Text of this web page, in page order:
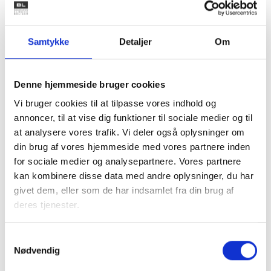
Samtykke Detaljer Om
Denne hjemmeside bruger cookies
Vi bruger cookies til at tilpasse vores indhold og
annoncer, til at vise dig funktioner til sociale medier og til
at analysere vores trafik. Vi deler også oplysninger om
din brug af vores hjemmeside med vores partnere inden
for sociale medier og analysepartnere. Vores partnere
kan kombinere disse data med andre oplysninger, du har
givet dem, eller som de har indsamlet fra din brug af
deres tjenester.
Nødvendig
Decentral løn:
havde som mål at afskaffe den decentrale løn, men dette
afviste BL. Vi kunne godt have ønsket os en større
fravalgte vi dette.
Ferietillæg:
Ferietillæg forhøjes med 0,5% til i alt 2,50%, således at
ejendomsfunktionærerne kommer mere i niveau med de
øvrige ansatte i den almene sektor.
Pension:
Det samlede pensionsbidrag vil være 15% i 2009 med den
sidste samlede stigning på i alt 3% (2% arbejdsgiverbetalt).
Arbejdstidsplaner skal nu lægges for minimum 13 uger ad